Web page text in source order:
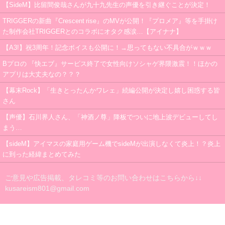
【SideM】比留間俊哉さんが九十九先生の声優を引き継ぐことが決定！
TRIGGERの新曲『Crescent rise』のMVが公開！『プロメア』等を手掛け
た制作会社TRIGGERとのコラボにオタク感涙…【アイナナ】
【A3!】祝3周年！記念ボイスも公開に！→思ってもない不具合がｗｗｗ
Bプロの 『快エブ』サービス終了で女性向けソシャゲ界隈激震！！ほかの
アプリは大丈夫なの？？？
【幕末Rock】「生きとったんかワレェ」続編公開が決定し嬉し困惑する皆
さん
【声優】石川界人さん、「神酒ノ尊」降板でついに地上波デビューしてし
まう…
【sideM】アイマスの家庭用ゲーム機でsideMが出演しなくて炎上！？炎上
に到った経緯まとめてみた
ご意見や広告掲載、タレコミ等のお問い合わせはこちらから↓↓
kusareism801@gmail.com